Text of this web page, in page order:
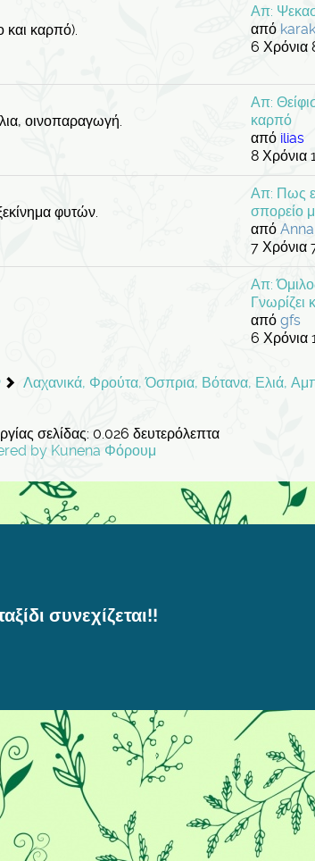
και καρπό).
Απ:
από
6 Χρόνια
οινοπαραγωγή.
Απ:
καρπό
από ilias
8 Χρόνια
φυτών.
Απ: Πως
σπορείο
από
7 Χρόνια
Απ:
Γνωρίζει
από gfs
6 Χρόνια
Λαχανικά, Φρούτα, Όσπρια, Βότανα, Ελιά,
σελίδας: 0.026 δευτερόλεπτα
by Kunena Φόρουμ
συνεχίζεται!!